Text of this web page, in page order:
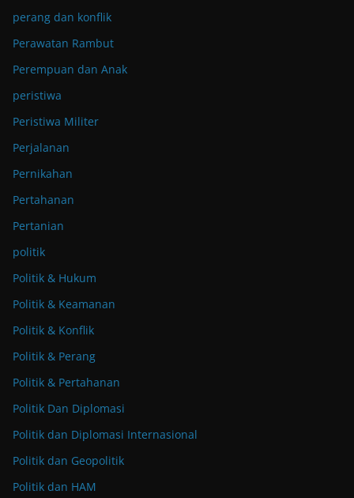
perang dan konflik
Perawatan Rambut
Perempuan dan Anak
peristiwa
Peristiwa Militer
Perjalanan
Pernikahan
Pertahanan
Pertanian
politik
Politik & Hukum
Politik & Keamanan
Politik & Konflik
Politik & Perang
Politik & Pertahanan
Politik Dan Diplomasi
Politik dan Diplomasi Internasional
Politik dan Geopolitik
Politik dan HAM